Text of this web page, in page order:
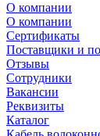
О компании
О компании
Сертификаты
Поставщики и
Отзывы
Сотрудники
Вакансии
Реквизиты
Каталог